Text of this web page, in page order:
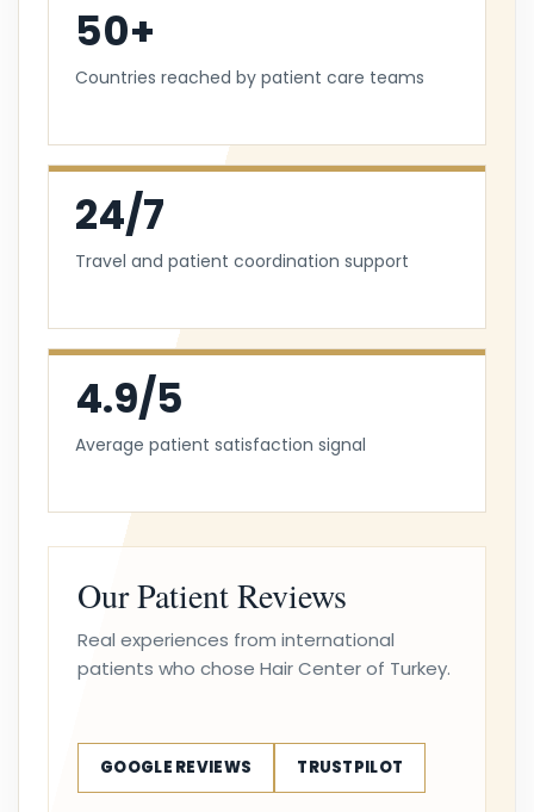
50+
Countries reached by patient care teams
24/7
Travel and patient coordination support
4.9/5
Average patient satisfaction signal
Our Patient Reviews
Real experiences from international
patients who chose Hair Center of Turkey.
GOOGLE REVIEWS TRUSTPILOT